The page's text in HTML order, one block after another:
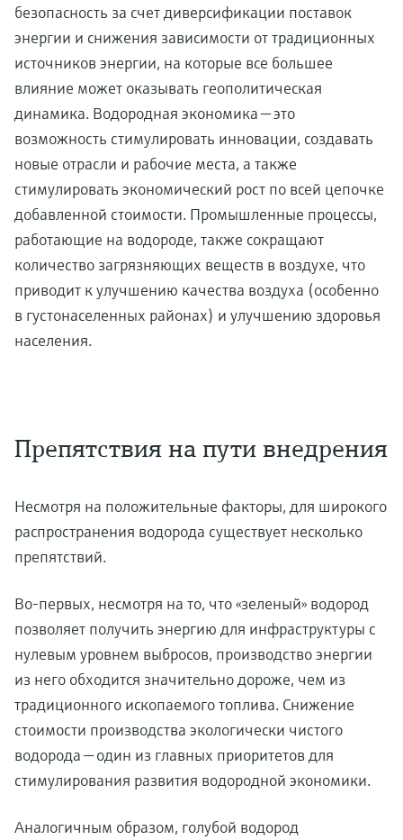
безопасность за счет диверсификации поставок
энергии и снижения зависимости от традиционных
источников энергии, на которые все большее
влияние может оказывать геополитическая
динамика. Водородная экономика — это
возможность стимулировать инновации, создавать
новые отрасли и рабочие места, а также
стимулировать экономический рост по всей цепочке
добавленной стоимости. Промышленные процессы,
работающие на водороде, также сокращают
количество загрязняющих веществ в воздухе, что
приводит к улучшению качества воздуха (особенно
в густонаселенных районах) и улучшению здоровья
населения.
Препятствия на пути внедрения
Несмотря на положительные факторы, для широкого
распространения водорода существует несколько
препятствий.
Во-первых, несмотря на то, что «зеленый» водород
позволяет получить энергию для инфраструктуры с
нулевым уровнем выбросов, производство энергии
из него обходится значительно дороже, чем из
традиционного ископаемого топлива. Снижение
стоимости производства экологически чистого
водорода — один из главных приоритетов для
стимулирования развития водородной экономики.
Аналогичным образом, голубой водород